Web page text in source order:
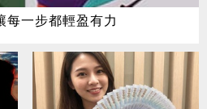
每一步都輕盈有力